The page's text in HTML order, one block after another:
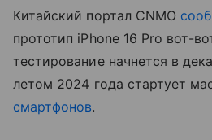
Китайский портал CNMO
прототип iPhone 16 Pro вот-
тестирование начнется в
летом 2024 года стартует
смартфонов.